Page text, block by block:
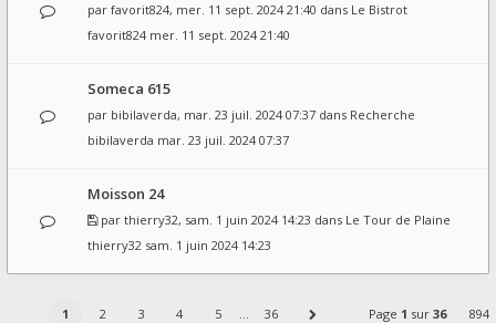
par favorit824, mer. 11 sept. 2024 21:40 dans Le Bistrot
favorit824 mer. 11 sept. 2024 21:40
Someca 615
par bibilaverda, mar. 23 juil. 2024 07:37 dans Recherche
bibilaverda mar. 23 juil. 2024 07:37
Moisson 24
par thierry32, sam. 1 juin 2024 14:23 dans Le Tour de Plaine
thierry32 sam. 1 juin 2024 14:23
1 2 3 4 5 … 36 Page 1 sur 36 894